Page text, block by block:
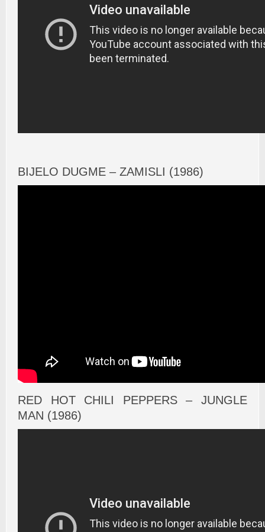
BIJELO DUGME – ZAMISLI (1986)
RED HOT CHILI PEPPERS – JUNGLE
MAN (1986)